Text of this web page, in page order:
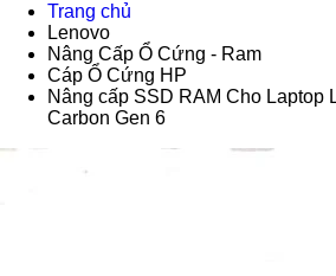
Trang chủ
Lenovo
Nâng Cấp Ổ Cứng - Ram
Cáp Ổ Cứng HP
Nâng cấp SSD RAM Cho Laptop
Carbon Gen 6